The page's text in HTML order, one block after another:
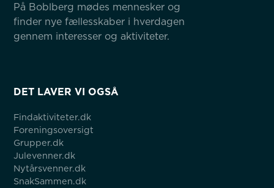
På Boblberg mødes mennesker og
finder nye fællesskaber i hverdagen
gennem interesser og aktiviteter.
DET LAVER VI OGSÅ
Findaktiviteter.dk
Foreningsoversigt
Grupper.dk
Julevenner.dk
Nytårsvenner.dk
SnakSammen.dk